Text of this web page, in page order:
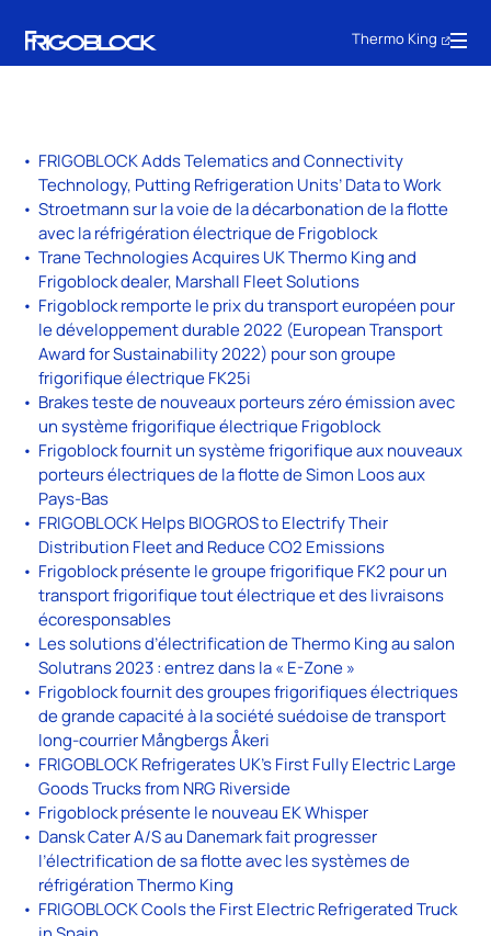
Thermo King
FRIGOBLOCK Adds Telematics and Connectivity
Technology, Putting Refrigeration Units’ Data to Work
Stroetmann sur la voie de la décarbonation de la flotte
avec la réfrigération électrique de Frigoblock
Trane Technologies Acquires UK Thermo King and
Frigoblock dealer, Marshall Fleet Solutions
Frigoblock remporte le prix du transport européen pour
le développement durable 2022 (European Transport
Award for Sustainability 2022) pour son groupe
frigorifique électrique FK25i
Brakes teste de nouveaux porteurs zéro émission avec
un système frigorifique électrique Frigoblock
Frigoblock fournit un système frigorifique aux nouveaux
porteurs électriques de la flotte de Simon Loos aux
Pays-Bas
FRIGOBLOCK Helps BIOGROS to Electrify Their
Distribution Fleet and Reduce CO2 Emissions
Frigoblock présente le groupe frigorifique FK2 pour un
transport frigorifique tout électrique et des livraisons
écoresponsables
Les solutions d’électrification de Thermo King au salon
Solutrans 2023 : entrez dans la « E-Zone »
Frigoblock fournit des groupes frigorifiques électriques
de grande capacité à la société suédoise de transport
long-courrier Mångbergs Åkeri
FRIGOBLOCK Refrigerates UK’s First Fully Electric Large
Goods Trucks from NRG Riverside
Frigoblock présente le nouveau EK Whisper
Dansk Cater A/S au Danemark fait progresser
l’électrification de sa flotte avec les systèmes de
réfrigération Thermo King
FRIGOBLOCK Cools the First Electric Refrigerated Truck